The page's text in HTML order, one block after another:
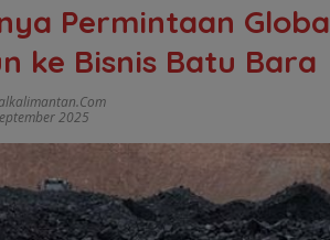
Permintaan
ke Bisnis Batu Bara
2025